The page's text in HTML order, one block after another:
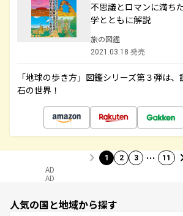
不思議とロマンに満ち
学とともに解説
旅の図鑑
2021.03.18 発売
「地球の歩き方」図鑑シリーズ第３弾は
石の世界！
1 2 3 … 11
AD
AD
人気の国と地域から探す